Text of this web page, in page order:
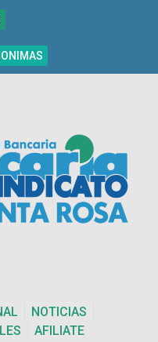
NOTICIAS
AFILIATE